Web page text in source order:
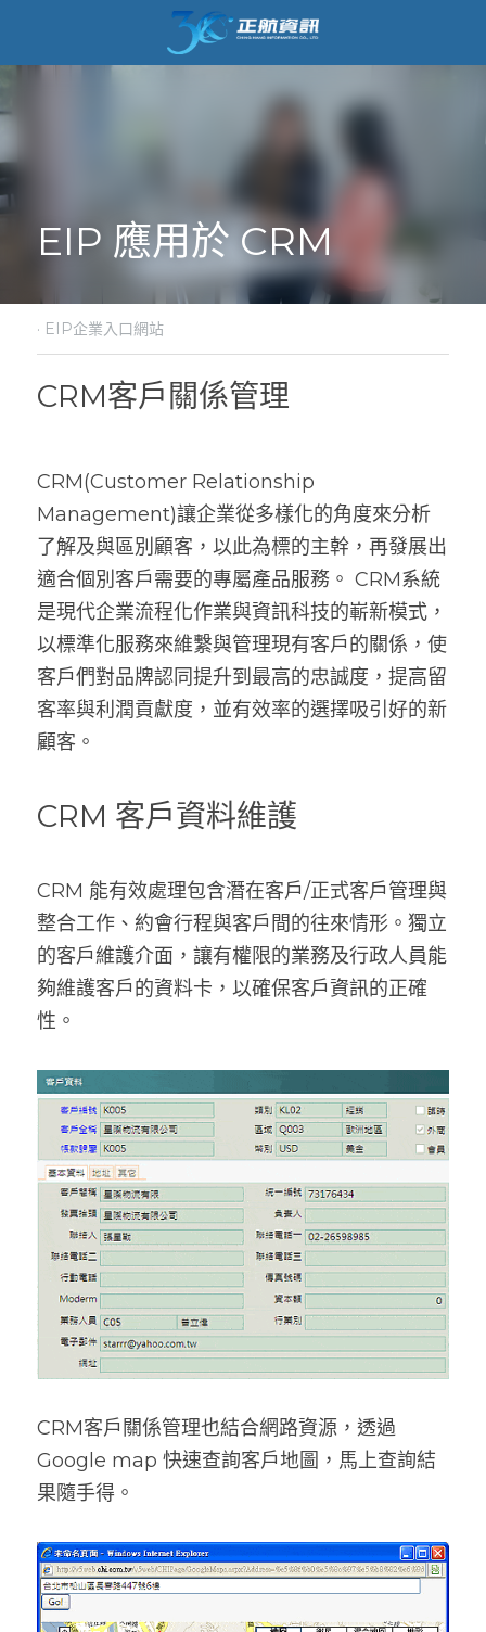
EIP 應用於 CRM
· EIP企業入口網站
CRM客戶關係管理
CRM(Customer Relationship
Management)讓企業從多樣化的角度來分析
了解及與區別顧客，以此為標的主幹，再發展出
適合個別客戶需要的專屬產品服務。 CRM系統
是現代企業流程化作業與資訊科技的嶄新模式，
以標準化服務來維繫與管理現有客戶的關係，使
客戶們對品牌認同提升到最高的忠誠度，提高留
客率與利潤貢獻度，並有效率的選擇吸引好的新
顧客。
CRM 客戶資料維護
CRM 能有效處理包含潛在客戶/正式客戶管理與
整合工作、約會行程與客戶間的往來情形。獨立
的客戶維護介面，讓有權限的業務及行政人員能
夠維護客戶的資料卡，以確保客戶資訊的正確
性。
CRM客戶關係管理也結合網路資源，透過
Google map 快速查詢客戶地圖，馬上查詢結
果隨手得。